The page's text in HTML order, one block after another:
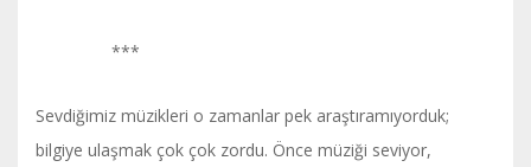
***
Sevdiğimiz müzikleri o zamanlar pek araştıramıyorduk;
bilgiye ulaşmak çok çok zordu. Önce müziği seviyor,